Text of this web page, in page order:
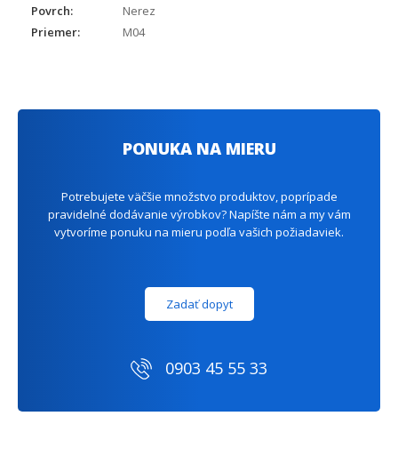
Povrch:
Nerez
Priemer:
M04
PONUKA NA MIERU
Potrebujete väčšie množstvo produktov, poprípade
pravidelné dodávanie výrobkov? Napíšte nám a my vám
vytvoríme ponuku na mieru podľa vašich požiadaviek.
Zadať dopyt
0903 45 55 33